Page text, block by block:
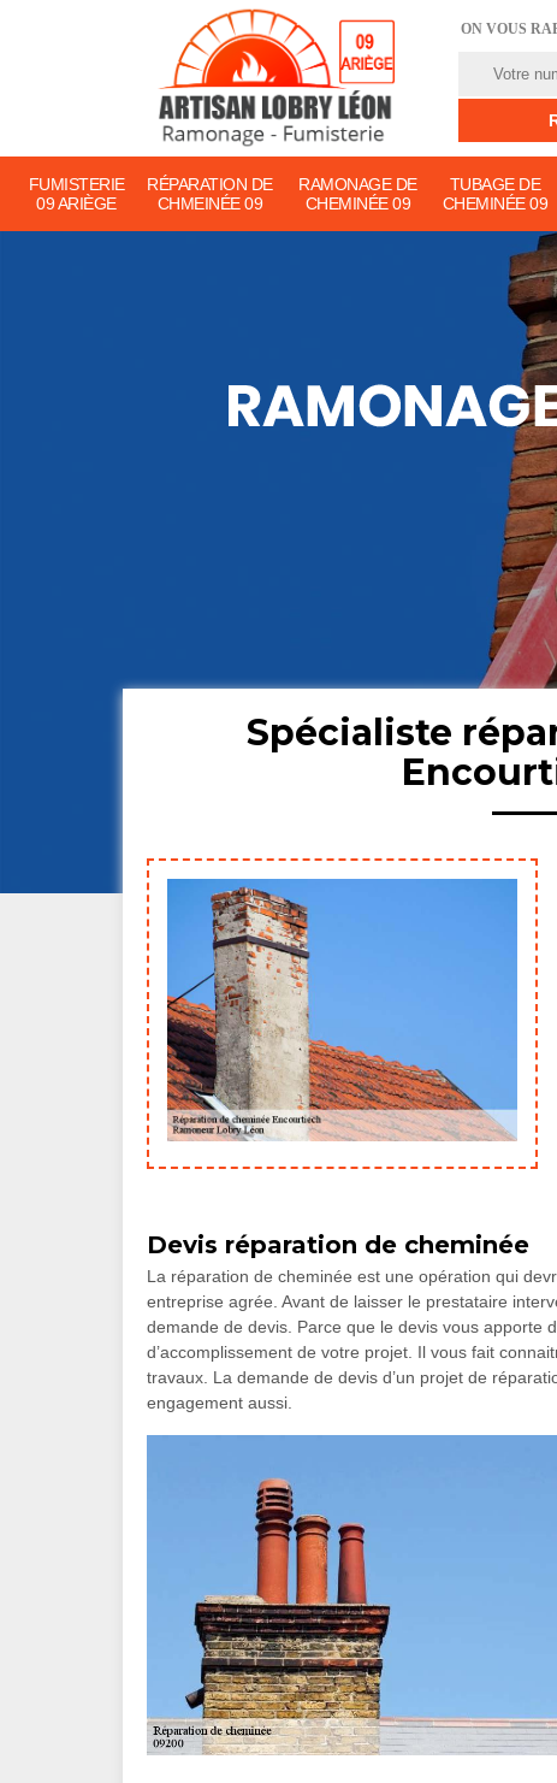
ON VOUS
FUMISTERIE
09 ARIÈGE
RÉPARATION DE
CHMEINÉE 09
RAMONAGE DE
CHEMINÉE 09
TUBAGE DE
CHEMINÉE 09
Spécialiste
Devis réparation de cheminée
La réparation de cheminée est une opération qui
entreprise agrée. Avant de laisser le prestataire
demande de devis. Parce que le devis vous apporte
d’accomplissement de votre projet. Il vous fait
travaux. La demande de devis d’un projet de
engagement aussi.